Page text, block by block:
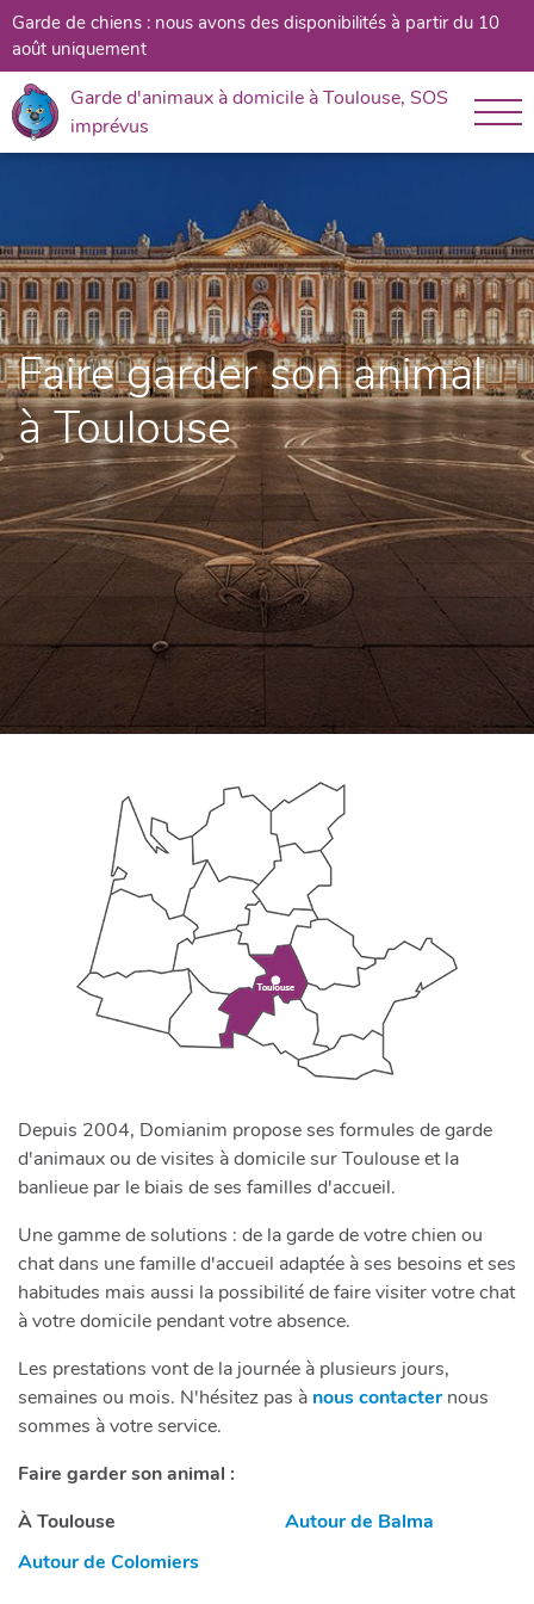
Garde de chiens : nous avons des disponibilités à partir du 10
août uniquement
Garde d'animaux à domicile à Toulouse, SOS
imprévus
Faire garder son animal
à Toulouse
Depuis 2004, Domianim propose ses formules de garde
d'animaux ou de visites à domicile sur Toulouse et la
banlieue par le biais de ses familles d'accueil.
Une gamme de solutions : de la garde de votre chien ou
chat dans une famille d'accueil adaptée à ses besoins et ses
habitudes mais aussi la possibilité de faire visiter votre chat
à votre domicile pendant votre absence.
Les prestations vont de la journée à plusieurs jours,
semaines ou mois. N'hésitez pas à nous contacternous
sommes à votre service.
Faire garder son animal :
À Toulouse
Autour de Balma
Autour de Colomiers